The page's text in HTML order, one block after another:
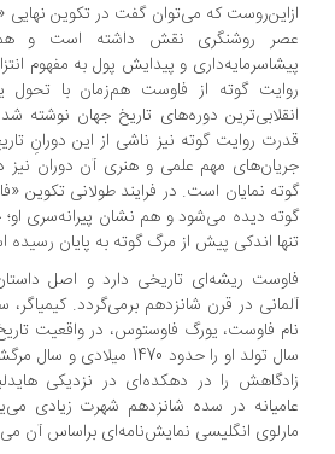
که می‌توان گفت در تکوین نهایی
روشنگری نقش داشته است و هم
و پیدایش پول به مفهوم
گوته از فاوست هم‌زمان با تحول یکی
دوره‌های تاریخ جهان نوشته شد و
روایت گوته نیز ناشی از این دورانِ تاریخ
مهم علمی و هنری آن دوران نیز در
نمایان است. در فرایند طولانی تکوین
دیده می‌شود و هم نشان پیرانه‌سری او؛
اندکی پیش از مرگ گوته به پایان رسیده است.
ریشه‌ای تاریخی دارد و اصل داستان به
در قرن شانزدهم برمی‌گردد. کیمیاگر،
فاوست، یورگ فاوستوس، در واقعیت تاریخ
را در دهکده‌ای در نزدیکی هایدلبرگ
در سده شانزدهم شهرت زیادی می‌یابد
انگلیسی نمایش‌نامه‌ای براساس آن